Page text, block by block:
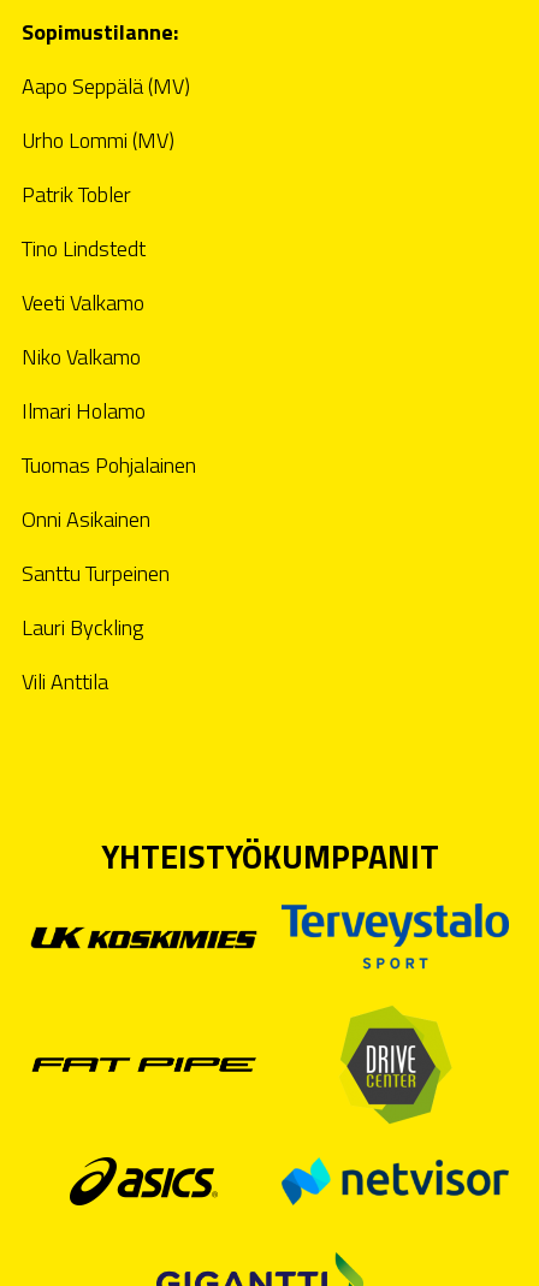
Sopimustilanne:
Aapo Seppälä (MV)
Urho Lommi (MV)
Patrik Tobler
Tino Lindstedt
Veeti Valkamo
Niko Valkamo
Ilmari Holamo
Tuomas Pohjalainen
Onni Asikainen
Santtu Turpeinen
Lauri Byckling
Vili Anttila
YHTEISTYÖKUMPPANIT